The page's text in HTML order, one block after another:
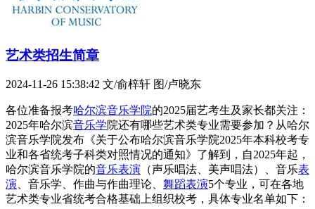
艺术类招生简章
2024-11-26 15:38:42 文/俞梓轩 图/卢晓东
各位准备报考哈尔滨音乐学院的2025届艺考生及家长都关注：
2025年哈尔滨音乐学院还有哪些艺术类专业需要参加？从哈尔
滨音乐学院发布《关于公布哈尔滨音乐学院2025年本科校考专
业和各省统考子科类对照情况的通知》了解到，自2025年起，
哈尔滨音乐学院的音乐表演 （声乐唱法、美声唱法）、音乐表
演 、音乐学、作曲与作曲理论、 舞蹈表演5个专业，可在各地
艺术类专业省统考合格基础上组织校考，具体专业名单如下：